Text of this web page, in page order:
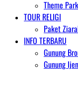
Theme Park
TOUR RELIGI
Paket
INFO TERBARU
Gunung
Gunung Ijen